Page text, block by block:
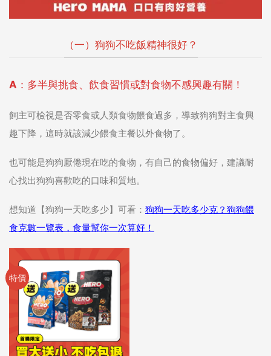
（一）狗狗不吃飯精神很好？
A：多半與挑食、飲食習慣或對食物不感興趣有關！
飼主可檢視是否零食或人類食物餵食過多，導致狗狗對主食興
趣下降，這時就該減少餵食主餐以外食物了。
也可能是狗狗厭倦現在吃的食物，有自己的食物偏好，建議耐
心找出狗狗喜歡吃的口味和質地。
想知道【狗狗一天吃多少】可看： 狗狗一天吃多少克？狗狗餵
食克數一覽表，食量幫你一次算好！
特價